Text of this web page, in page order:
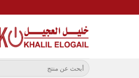
للمحتوى
البحث
عن: